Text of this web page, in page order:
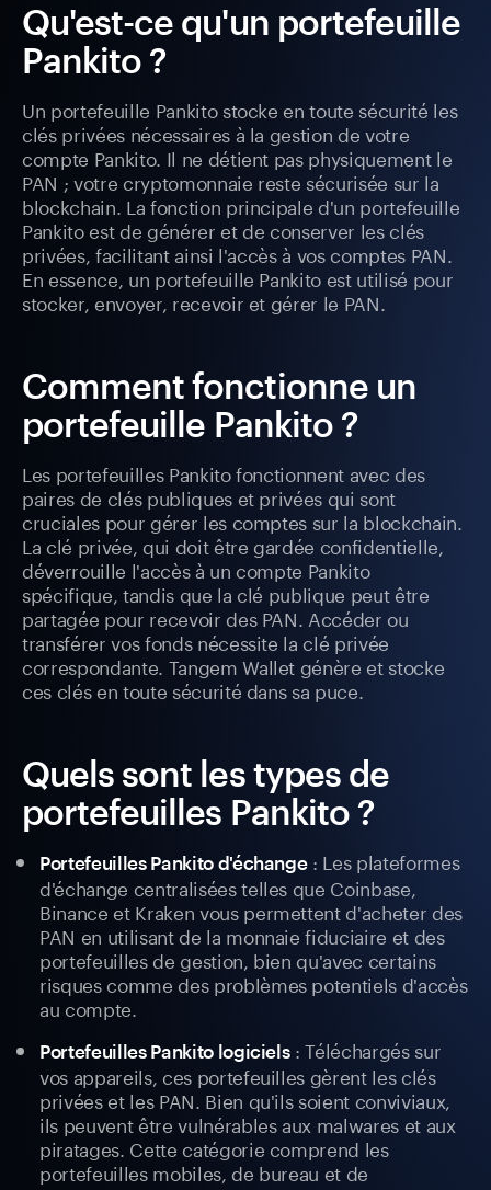
Qu'est-ce qu'un portefeuille
Pankito ?
Un portefeuille Pankito stocke en toute sécurité les
clés privées nécessaires à la gestion de votre
compte Pankito. Il ne détient pas physiquement le
PAN ; votre cryptomonnaie reste sécurisée sur la
blockchain. La fonction principale d'un portefeuille
Pankito est de générer et de conserver les clés
privées, facilitant ainsi l'accès à vos comptes PAN.
En essence, un portefeuille Pankito est utilisé pour
stocker, envoyer, recevoir et gérer le PAN.
Comment fonctionne un
portefeuille Pankito ?
Les portefeuilles Pankito fonctionnent avec des
paires de clés publiques et privées qui sont
cruciales pour gérer les comptes sur la blockchain.
La clé privée, qui doit être gardée confidentielle,
déverrouille l'accès à un compte Pankito
spécifique, tandis que la clé publique peut être
partagée pour recevoir des PAN. Accéder ou
transférer vos fonds nécessite la clé privée
correspondante. Tangem Wallet génère et stocke
ces clés en toute sécurité dans sa puce.
Quels sont les types de
portefeuilles Pankito ?
Portefeuilles Pankito d'échange: Les plateformes
d'échange centralisées telles que Coinbase,
Binance et Kraken vous permettent d'acheter des
PAN en utilisant de la monnaie fiduciaire et des
portefeuilles de gestion, bien qu'avec certains
risques comme des problèmes potentiels d'accès
au compte.
Portefeuilles Pankito logiciels: Téléchargés sur
vos appareils, ces portefeuilles gèrent les clés
privées et les PAN. Bien qu'ils soient conviviaux,
ils peuvent être vulnérables aux malwares et aux
piratages. Cette catégorie comprend les
portefeuilles mobiles, de bureau et de